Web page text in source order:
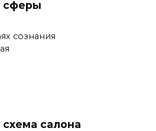
сферы
сознания
салона